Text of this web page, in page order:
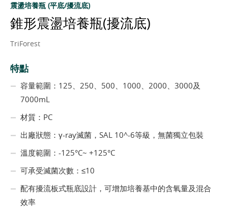
震盪培養瓶 (平底/擾流底)
錐形震盪培養瓶(擾流底)
TriForest
特點
容量範圍：125、250、500、1000、2000、3000及
7000mL
材質：PC
出廠狀態：γ-ray滅菌，SAL 10^-6等級，無菌獨立包裝
溫度範圍：-125°C~ +125°C
可承受滅菌次數：≤10
配有擾流板式瓶底設計，可增加培養基中的含氧量及混合
效率